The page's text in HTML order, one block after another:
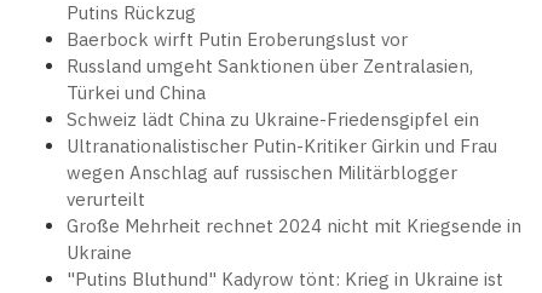
Putins Rückzug
Baerbock wirft Putin Eroberungslust vor
Russland umgeht Sanktionen über Zentralasien,
Türkei und China
Schweiz lädt China zu Ukraine-Friedensgipfel ein
Ultranationalistischer Putin-Kritiker Girkin und Frau
wegen Anschlag auf russischen Militärblogger
verurteilt
Große Mehrheit rechnet 2024 nicht mit Kriegsende in
Ukraine
"Putins Bluthund" Kadyrow tönt: Krieg in Ukraine ist